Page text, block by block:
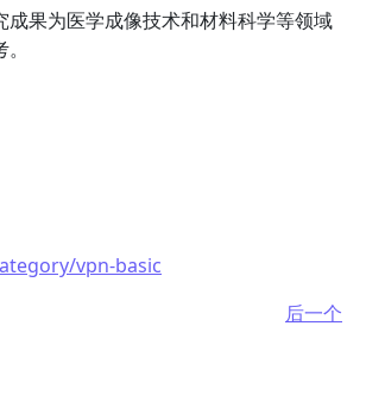
成果为医学成像技术和材料科学等领域
vpn-basic
后一个